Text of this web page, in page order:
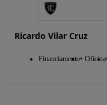
Ricardo Vilar Cruz
Financiamento Oficina